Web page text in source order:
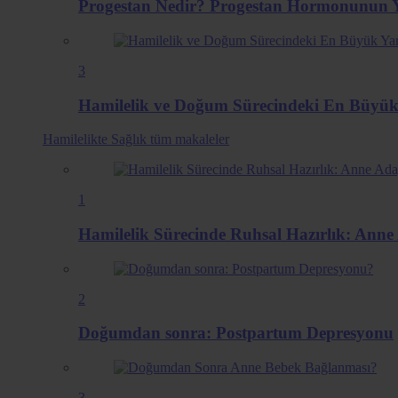
Progestan Nedir? Progestan Hormonunun
3
Hamilelik ve Doğum Sürecindeki En Büyük
Hamilelikte Sağlık tüm makaleler
1
Hamilelik Sürecinde Ruhsal Hazırlık:
2
Doğumdan sonra: Postpartum Depresyonu